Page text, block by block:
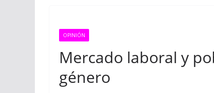
OPINIÓN
Mercado laboral y
género